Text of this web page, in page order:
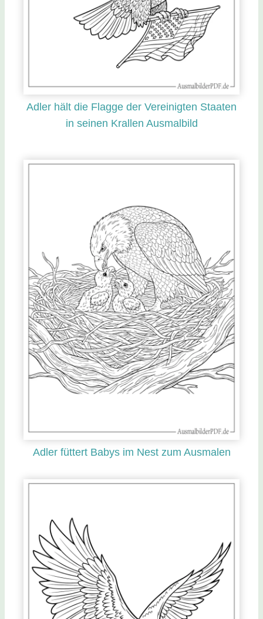
Adler hält die Flagge der Vereinigten Staaten
in seinen Krallen Ausmalbild
Adler füttert Babys im Nest zum Ausmalen